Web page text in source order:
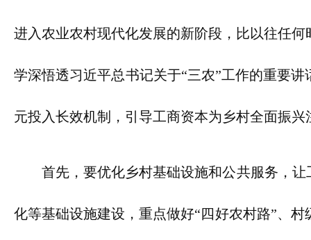
进入农业农村现代化发展的新阶段，比以往任
学深悟透习近平总书记关于“三农”工作的重要
元投入长效机制，引导工商资本为乡村全面振兴
首先，要优化乡村基础设施和公共服务，
化等基础设施建设，重点做好“四好农村路”、